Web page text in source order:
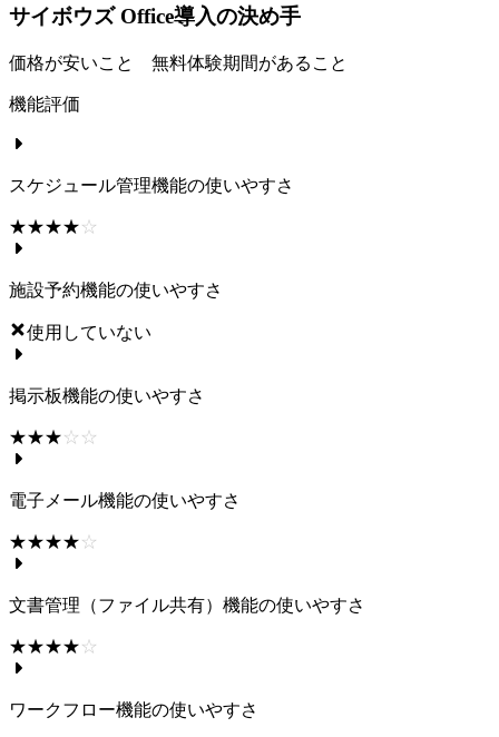
サイボウズ Office導入の決め手
価格が安いこと 無料体験期間があること
機能評価
スケジュール管理機能の使いやすさ
☆☆☆☆☆
★★★★★
施設予約機能の使いやすさ
使用していない
掲示板機能の使いやすさ
☆☆☆☆☆
★★★★★
電子メール機能の使いやすさ
☆☆☆☆☆
★★★★★
文書管理（ファイル共有）機能の使いやすさ
☆☆☆☆☆
★★★★★
ワークフロー機能の使いやすさ